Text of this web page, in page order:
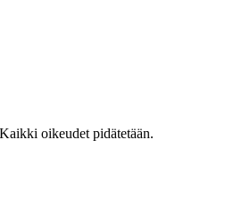
oikeudet pidätetään.